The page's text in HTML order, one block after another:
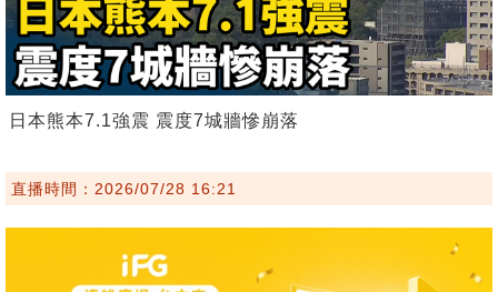
日本熊本7.1強震 震度7城牆慘崩落
直播時間：2026/07/28 16:21